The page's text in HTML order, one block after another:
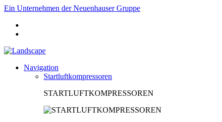
Ein Unternehmen der Neuenhauser Gruppe
Navigation
Startluftkompressoren
STARTLUFTKOMPRESSOREN